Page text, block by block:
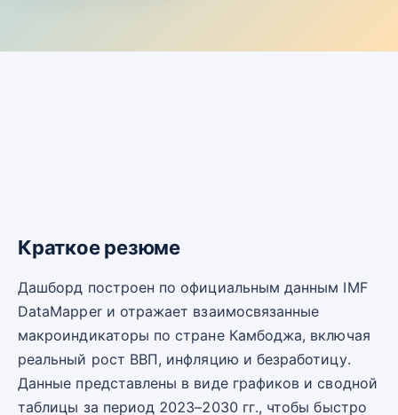
Краткое резюме
Дашборд построен по официальным данным IMF
DataMapper и отражает взаимосвязанные
макроиндикаторы по стране Камбоджа, включая
реальный рост ВВП, инфляцию и безработицу.
Данные представлены в виде графиков и сводной
таблицы за период 2023–2030 гг., чтобы быстро